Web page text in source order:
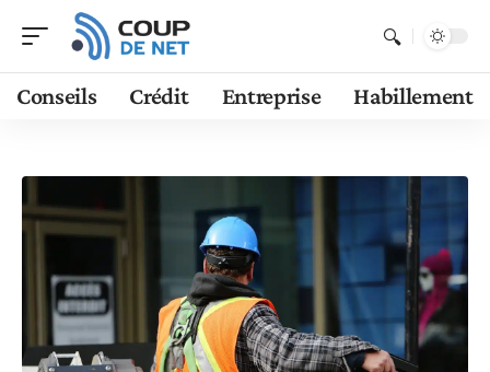
Conseils Crédit Entreprise Habillement